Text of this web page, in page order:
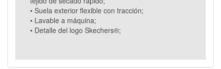
• Suela exterior flexible con tracción;
• Lavable a máquina;
• Detalle del logo Skechers®;